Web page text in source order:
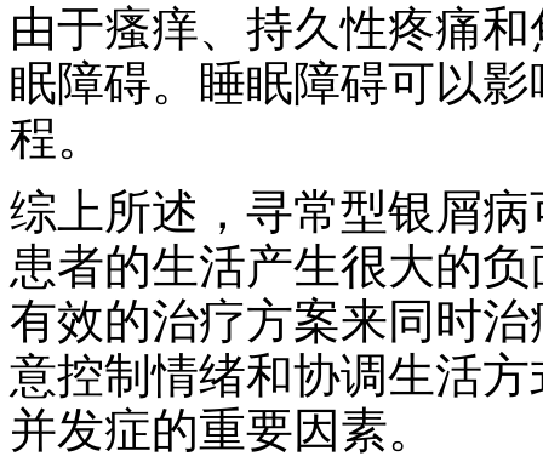
由于瘙痒、持久性疼痛
眠障碍。睡眠障碍可以
程。
综上所述，寻常型银屑
患者的生活产生很大的
有效的治疗方案来同时
意控制情绪和协调生活
并发症的重要因素。